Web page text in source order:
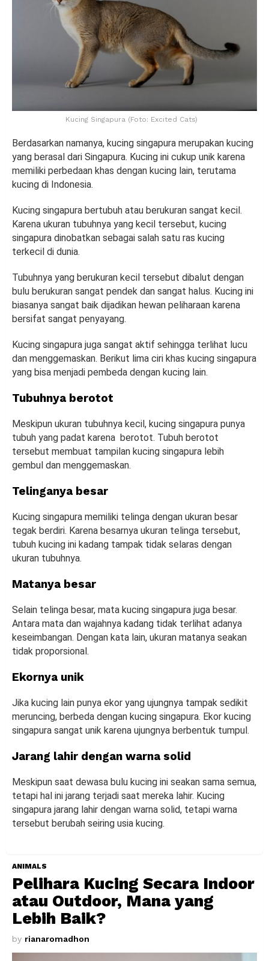
Kucing Singapura (Foto: Excited Cats)
Berdasarkan namanya, kucing singapura merupakan kucing
yang berasal dari Singapura. Kucing ini cukup unik karena
memiliki perbedaan khas dengan kucing lain, terutama
kucing di Indonesia.
Kucing singapura bertubuh atau berukuran sangat kecil.
Karena ukuran tubuhnya yang kecil tersebut, kucing
singapura dinobatkan sebagai salah satu ras kucing
terkecil di dunia.
Tubuhnya yang berukuran kecil tersebut dibalut dengan
bulu berukuran sangat pendek dan sangat halus. Kucing ini
biasanya sangat baik dijadikan hewan peliharaan karena
bersifat sangat penyayang.
Kucing singapura juga sangat aktif sehingga terlihat lucu
dan menggemaskan. Berikut lima ciri khas kucing singapura
yang bisa menjadi pembeda dengan kucing lain.
Tubuhnya berotot
Meskipun ukuran tubuhnya kecil, kucing singapura punya
tubuh yang padat karena berotot. Tubuh berotot
tersebut membuat tampilan kucing singapura lebih
gembul dan menggemaskan.
Telinganya besar
Kucing singapura memiliki telinga dengan ukuran besar
tegak berdiri. Karena besarnya ukuran telinga tersebut,
tubuh kucing ini kadang tampak tidak selaras dengan
ukuran tubuhnya.
Matanya besar
Selain telinga besar, mata kucing singapura juga besar.
Antara mata dan wajahnya kadang tidak terlihat adanya
keseimbangan. Dengan kata lain, ukuran matanya seakan
tidak proporsional.
Ekornya unik
Jika kucing lain punya ekor yang ujungnya tampak sedikit
meruncing, berbeda dengan kucing singapura. Ekor kucing
singapura sangat unik karena ujungnya berbentuk tumpul.
Jarang lahir dengan warna solid
Meskipun saat dewasa bulu kucing ini seakan sama semua,
tetapi hal ini jarang terjadi saat mereka lahir. Kucing
singapura jarang lahir dengan warna solid, tetapi warna
tersebut berubah seiring usia kucing.
ANIMALS
Pelihara Kucing Secara Indoor
atau Outdoor, Mana yang
Lebih Baik?
by rianaromadhon